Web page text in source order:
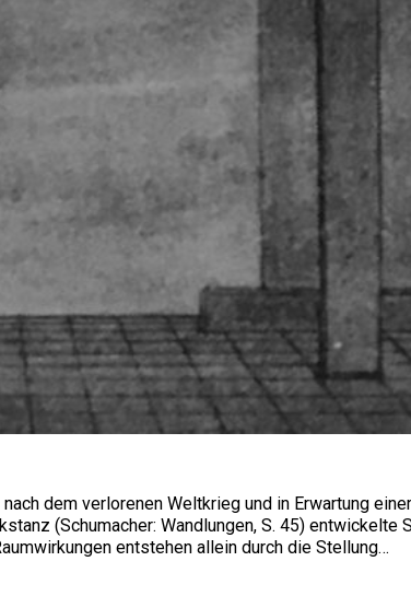
dem verlorenen Weltkrieg und in Erwartung
(Schumacher: Wandlungen, S. 45) entwickelte
entstehen allein durch die Stellung…